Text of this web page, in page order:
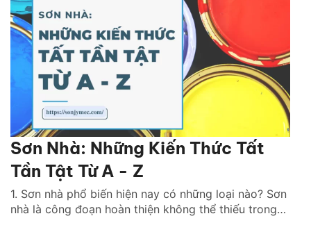
Sơn Nhà: Những Kiến Thức Tất
Tần Tật Từ A - Z
1. Sơn nhà phổ biến hiện nay có những loại nào? Sơn
nhà là công đoạn hoàn thiện không thể thiếu trong